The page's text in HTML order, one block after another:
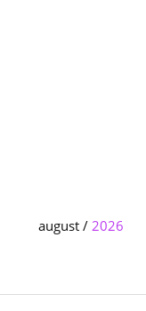
august / 2026